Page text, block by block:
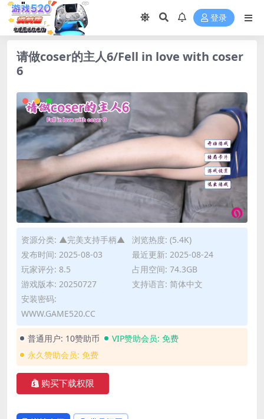
登录
请做coser的主人6/Fell in love with coser
6
资源分类: ▲完美支持手柄▲
浏览热度: (5.4K)
发布时间: 2025-08-03
最近更新: 2025-08-24
玩家评分: 8.5
占用空间: 74.3GB
游戏版本: 20250727
支持语言: 简体中文
安装密码:
WWW.GAME520.CC
普通用户: 10赞助币 VIP赞助会员: 免费
永久赞助会员: 免费
购买下载权限